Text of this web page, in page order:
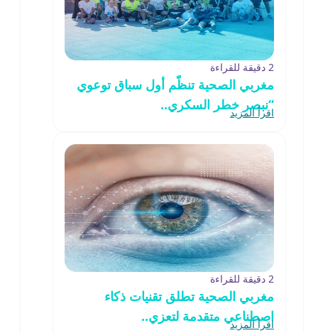
2 دقيقة للقراءة
مغربي الصحية تنظّم أول سباق توعوي
“نبصر خطر السكري..
اقرأ المزيد
2 دقيقة للقراءة
مغربي الصحية تطلق تقنيات ذكاء
اصطناعي متقدمة لتعزي..
اقرأ المزيد